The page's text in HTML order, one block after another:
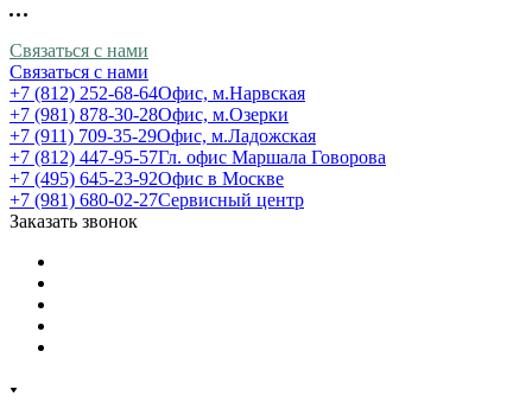
Связаться с нами
Связаться с нами
+7 (812) 252-68-64Офис, м.Нарвская
+7 (981) 878-30-28Офис, м.Озерки
+7 (911) 709-35-29Офис, м.Ладожская
+7 (812) 447-95-57Гл. офис Маршала Говорова
+7 (495) 645-23-92Офис в Москве
+7 (981) 680-02-27Сервисный центр
Заказать звонок